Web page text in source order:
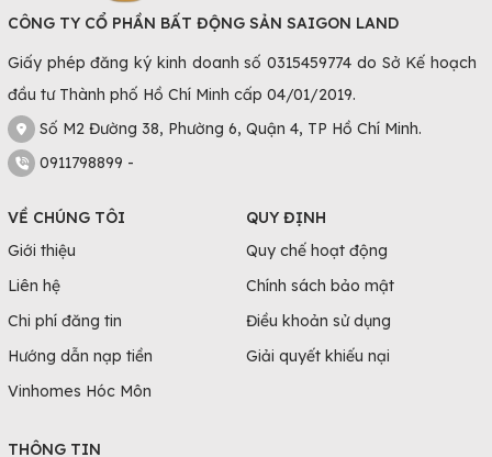
CÔNG TY CỔ PHẦN BẤT ĐỘNG SẢN SAIGON LAND
Giấy phép đăng ký kinh doanh số 0315459774 do Sở Kế hoạch
đầu tư Thành phố Hồ Chí Minh cấp 04/01/2019.
Số M2 Đường 38, Phường 6, Quận 4, TP Hồ Chí Minh.
0911798899 -
VỀ CHÚNG TÔI
Giới thiệu
Liên hệ
Chi phí đăng tin
Hướng dẫn nạp tiền
Vinhomes Hóc Môn
QUY ĐỊNH
Quy chế hoạt động
Chính sách bảo mật
Điều khoản sử dụng
Giải quyết khiếu nại
THÔNG TIN